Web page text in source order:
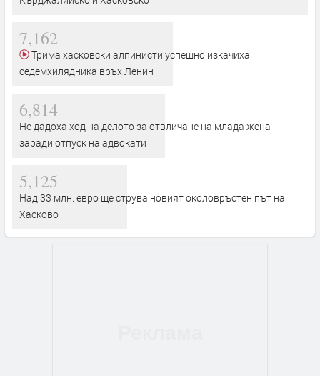
7,162
седемхилядника връх Ленин
6,814
Не дадоха ход на делото за отвличане на млада жена
заради отпуск на адвокати
5,125
Над 33 млн. евро ще струва новият околовръстен път на
Хасково